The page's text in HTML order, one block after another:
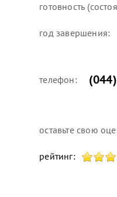
готовность
год завершения:
телефон:
оставьте свою
рейтинг: